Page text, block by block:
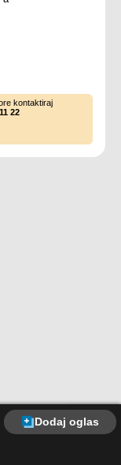
Dodaj oglas
kontaktiraj
22